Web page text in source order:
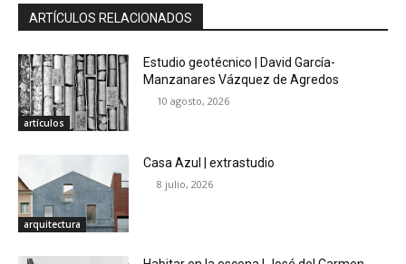
ARTÍCULOS RELACIONADOS
artículos
Estudio geotécnico | David García-
Manzanares Vázquez de Agredos
10 agosto, 2026
arquitectura
Casa Azul | extrastudio
8 julio, 2026